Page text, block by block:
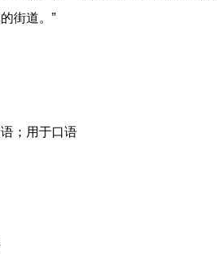
街道。”
；用于口语